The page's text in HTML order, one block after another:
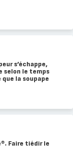
s’échappe,
selon le temps
la soupape
Faire tiédir le